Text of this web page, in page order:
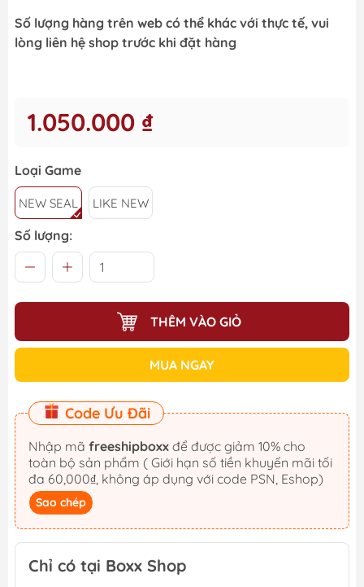
Số lượng hàng trên web có thể khác với thực tế, vui
lòng liên hệ shop trước khi đặt hàng
1.050.000 ₫
Loại Game
NEW SEAL LIKE NEW
Số lượng:
THÊM VÀO GIỎ
MUA NGAY
Code Ưu Đãi
Nhập mã freeshipboxx
toàn bộ sản phẩm ( Giới hạn số tiền khuyến mãi tối
đa 60,000₫, không áp dụng với code PSN, Eshop)
Sao chép
Chỉ có tại Boxx Shop